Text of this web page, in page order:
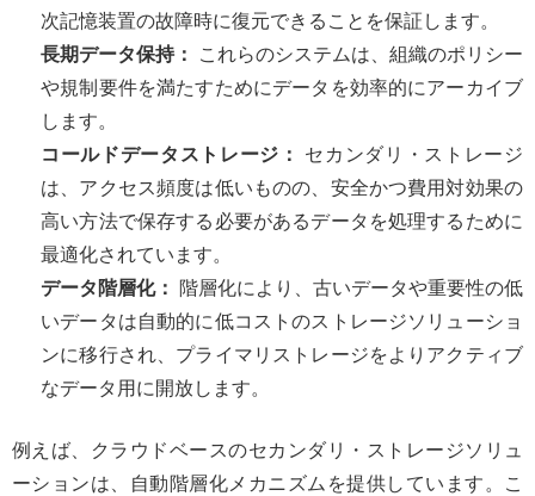
次記憶装置の故障時に復元できることを保証します。
長期データ保持：
これらのシステムは、組織のポリシー
や規制要件を満たすためにデータを効率的にアーカイブ
します。
コールドデータストレージ：
セカンダリ・ストレージ
は、アクセス頻度は低いものの、安全かつ費用対効果の
高い方法で保存する必要があるデータを処理するために
最適化されています。
データ階層化：
階層化により、古いデータや重要性の低
いデータは自動的に低コストのストレージソリューショ
ンに移行され、プライマリストレージをよりアクティブ
なデータ用に開放します。
例えば、クラウドベースのセカンダリ・ストレージソリュ
ーションは、自動階層化メカニズムを提供しています。こ